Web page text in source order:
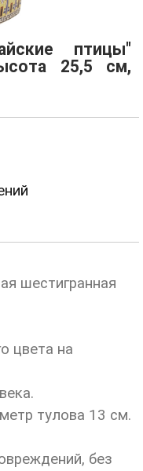
птицы"
25,5 см,
шестигранная
цвета на
тулова 13 см.
без